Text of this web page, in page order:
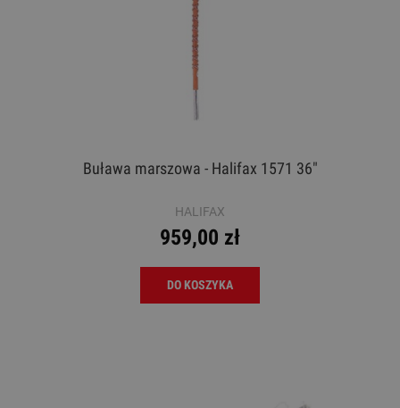
Buława marszowa - Halifax 1571 36"
HALIFAX
959,00 zł
DO KOSZYKA